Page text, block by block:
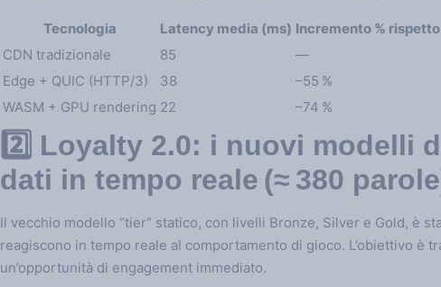
Tecnologia Latency media (ms) Incremento %
CDN tradizionale
85
—
Edge + QUIC (HTTP/3)
38
–55 %
WASM + GPU rendering 22 –74 %
2️⃣ Loyalty 2.0: i nuovi modelli
dati in tempo reale (≈ 380
Il vecchio modello “tier” statico, con livelli Bronze, Silver e Gold, è
reagiscono in tempo reale al comportamento di gioco. L’obiettivo è
un’opportunità di engagement immediato.